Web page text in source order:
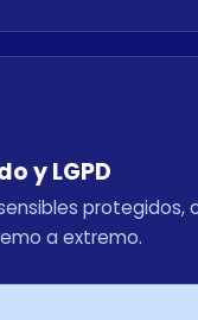
y LGPD
protegidos,
a extremo.